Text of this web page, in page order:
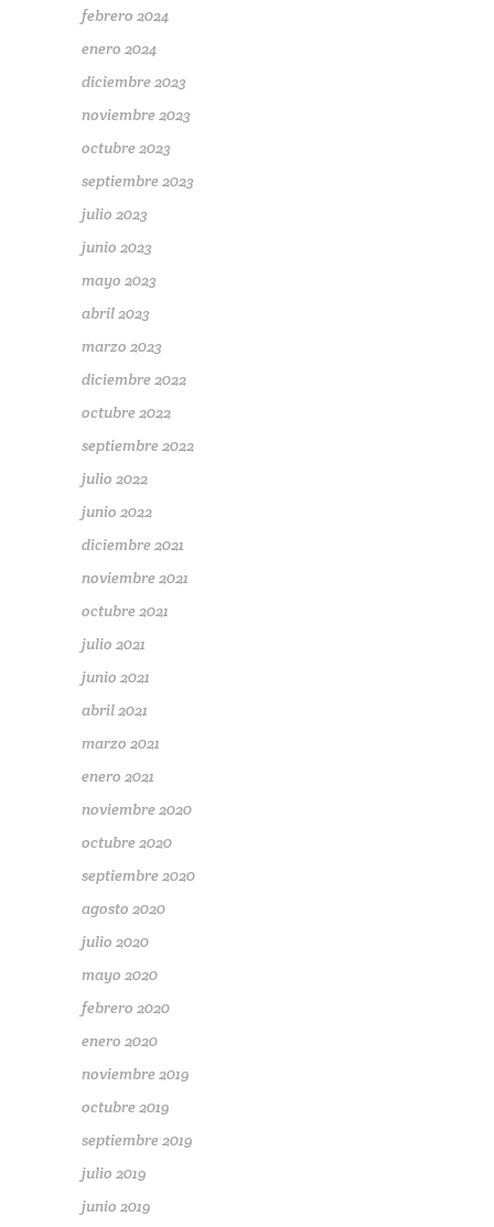
febrero 2024
enero 2024
diciembre 2023
noviembre 2023
octubre 2023
septiembre 2023
julio 2023
junio 2023
mayo 2023
abril 2023
marzo 2023
diciembre 2022
octubre 2022
septiembre 2022
julio 2022
junio 2022
diciembre 2021
noviembre 2021
octubre 2021
julio 2021
junio 2021
abril 2021
marzo 2021
enero 2021
noviembre 2020
octubre 2020
septiembre 2020
agosto 2020
julio 2020
mayo 2020
febrero 2020
enero 2020
noviembre 2019
octubre 2019
septiembre 2019
julio 2019
junio 2019